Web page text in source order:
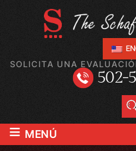
SOLICITA UNA
502-
≡ MENÚ